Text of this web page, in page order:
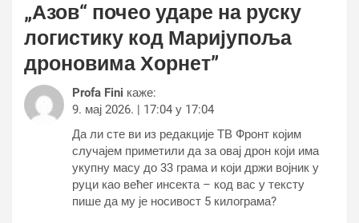
„Азов“ почео ударе на руску
логистику код Маријупоља
дроновима Хорнет”
Profa Fini каже:
9. мај 2026. | 17:04 у 17:04
Да ли сте ви из редакције ТВ Фронт којим
случајем приметили да за овај дрон који има
укупну масу до 33 грама и који држи војник у
руци као већег инсекта – код вас у тексту
пише да му је носивост 5 килограма?